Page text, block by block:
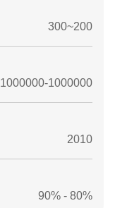
200~300
1000000-1000000
2010
80% - 90%